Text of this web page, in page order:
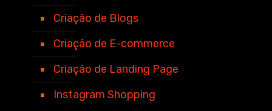
Criação de Blogs
Criação de E-commerce
Criação de Landing Page
Instagram Shopping